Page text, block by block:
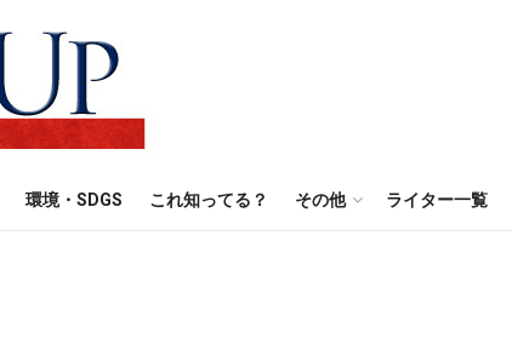
環境・SDGS これ知ってる？ その他 ライター一覧